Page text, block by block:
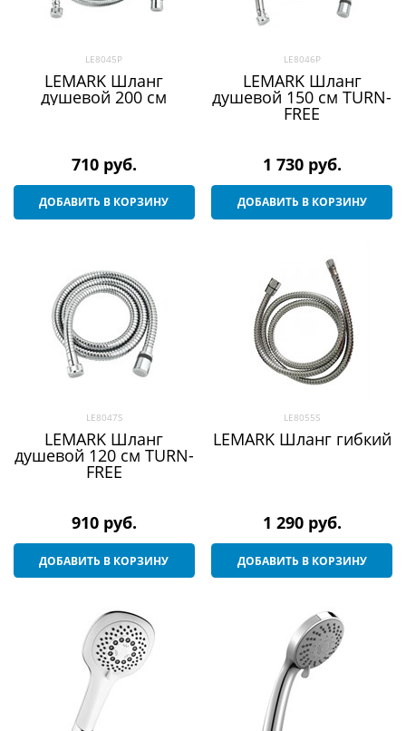
LE8045P
LEMARK Шланг
душевой 200 см
710 руб.
ДОБАВИТЬ В КОРЗИНУ
LE8046P
LEMARK Шланг
душевой 150 см TURN-
FREE
1 730 руб.
ДОБАВИТЬ В КОРЗИНУ
LE8047S
LEMARK Шланг
душевой 120 см TURN-
FREE
910 руб.
ДОБАВИТЬ В КОРЗИНУ
LE8055S
LEMARK Шланг гибкий
1 290 руб.
ДОБАВИТЬ В КОРЗИНУ